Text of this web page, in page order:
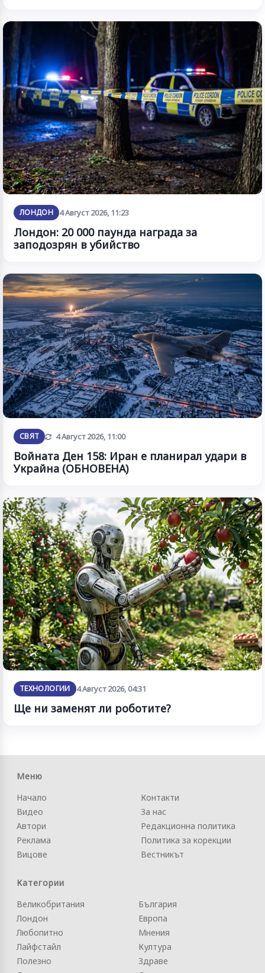
ЛОНДОН 4 Август 2026, 11:23
Лондон: 20 000 паунда награда за
заподозрян в убийство
СВЯТ Обновена
4 Август 2026, 11:00
Войната Ден 158: Иран е планирал удари в
Украйна (ОБНОВЕНА)
ТЕХНОЛОГИИ 4 Август 2026, 04:31
Ще ни заменят ли роботите?
Меню
Начало
Видео
Автори
Реклама
Вицове
Контакти
За нас
Редакционна политика
Политика за корекции
Вестникът
Категории
Великобритания
Лондон
Любопитно
Лайфстайл
Полезно
България
Европа
Мнения
Култура
Здраве